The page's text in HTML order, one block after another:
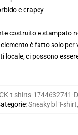
e drapey
costruito e stampato
è fatto solo per
locale, ci possono
t-shirts-1744632741-
:Sneakylol T-shirt,